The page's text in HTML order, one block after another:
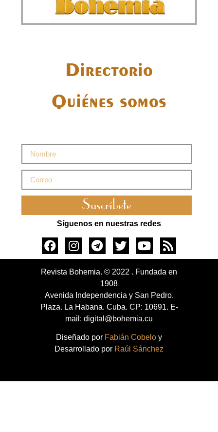
Directorio
Quiénes somos
Suscríbete
Síguenos en nuestras redes
Revista Bohemia. © 2022 . Fundada en
1908
Avenida Independencia y San Pedro.
Plaza. La Habana. Cuba. CP: 10691. E-
mail: digital@bohemia.cu
Diseñado por Fabián Cobelo y
Desarrollado por Raúl Sánchez